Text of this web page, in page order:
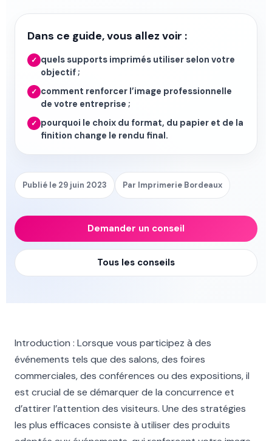
Dans ce guide, vous allez voir :
✓ quels supports imprimés utiliser selon votre
objectif ;
✓ comment renforcer l’image professionnelle
de votre entreprise ;
✓ pourquoi le choix du format, du papier et de la
finition change le rendu final.
Publié le 29 juin 2023 Par Imprimerie Bordeaux
Demander un conseil
Tous les conseils
Introduction : Lorsque vous participez à des
événements tels que des salons, des foires
commerciales, des conférences ou des expositions, il
est crucial de se démarquer de la concurrence et
d’attirer l’attention des visiteurs. Une des stratégies
les plus efficaces consiste à utiliser des produits